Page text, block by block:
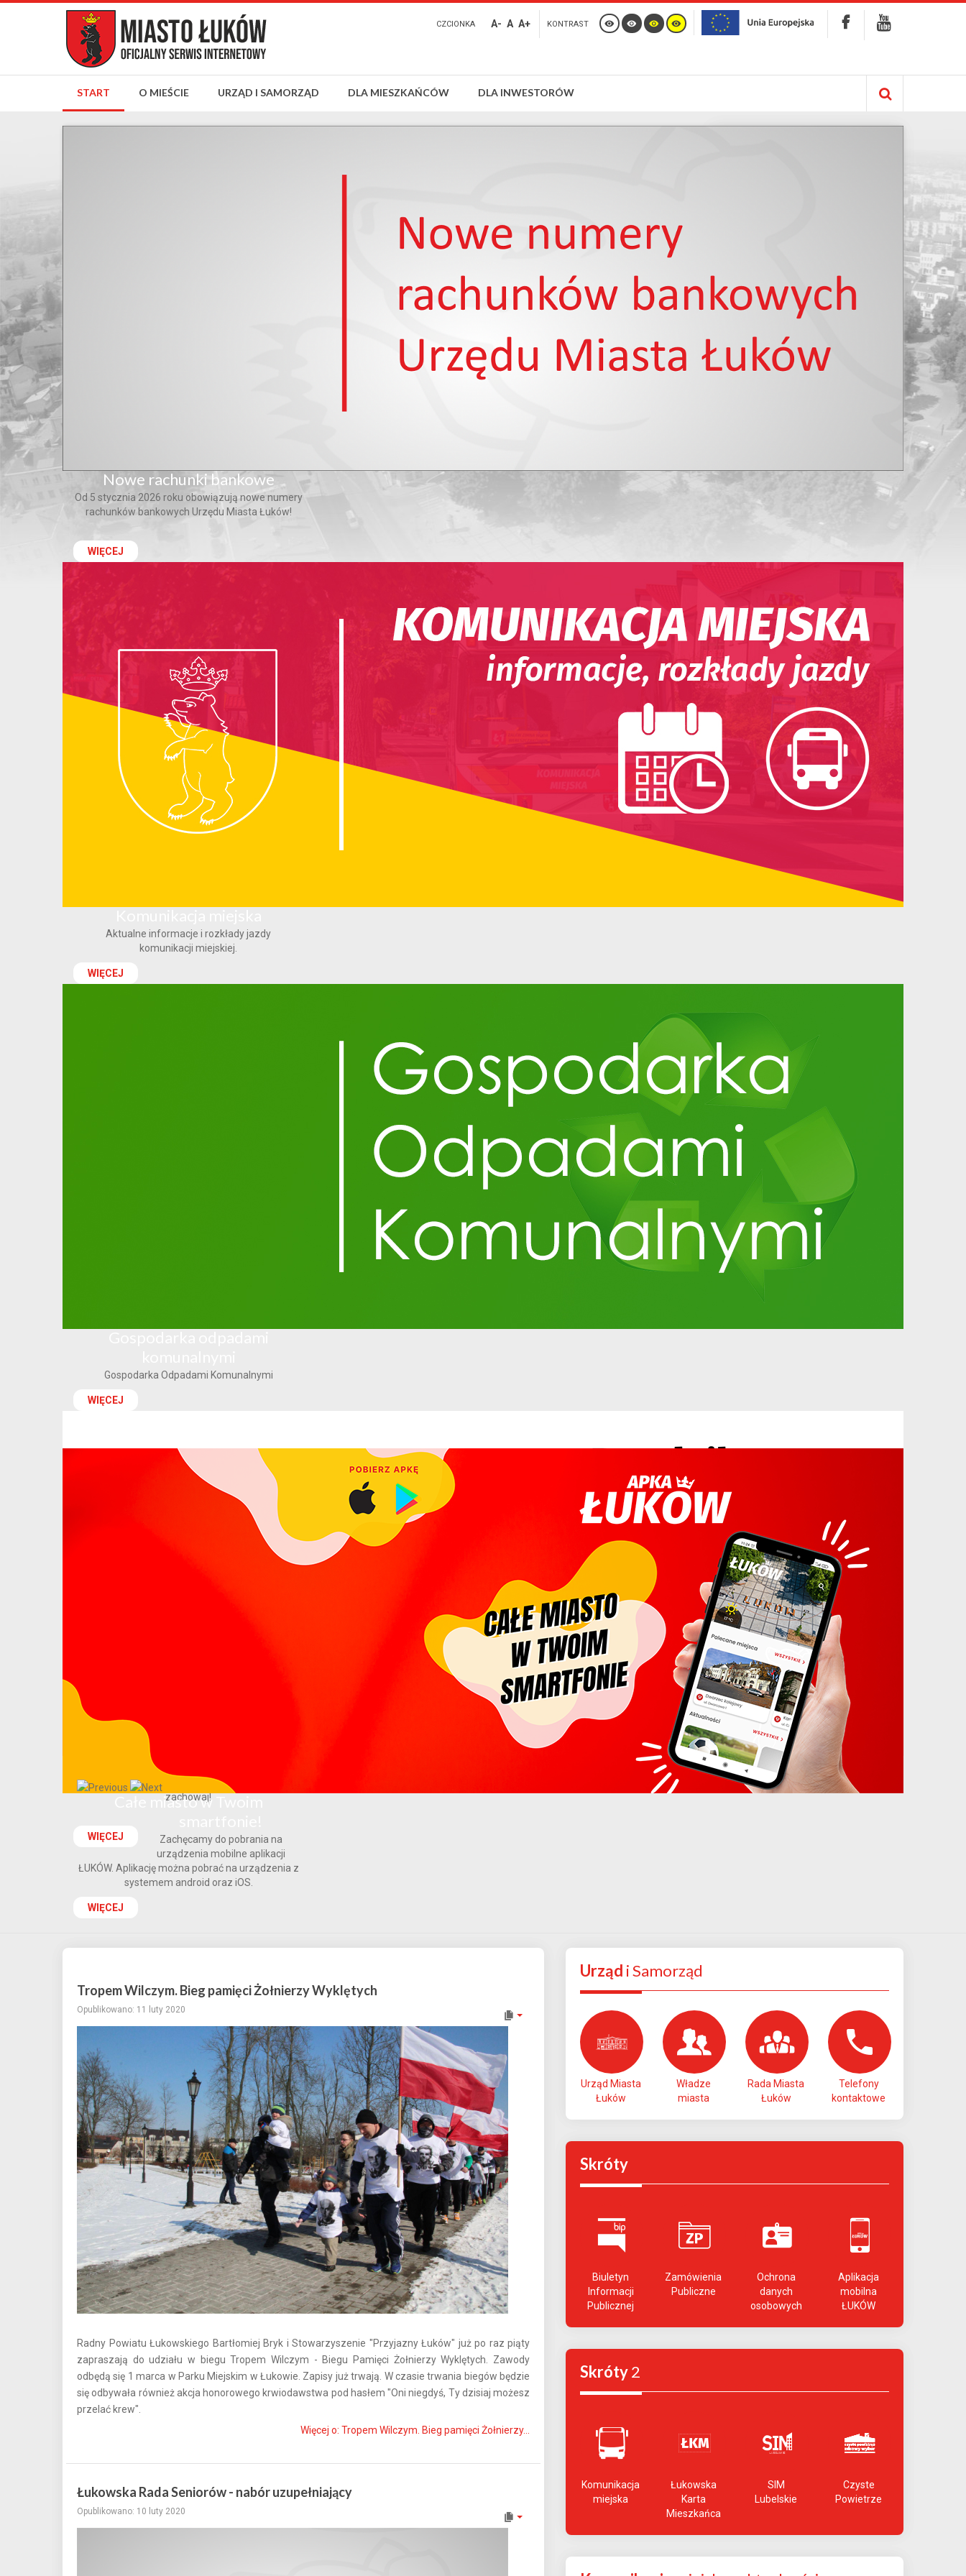
CZCIONKA A- A A+ KONTRAST
START O MIEŚCIE URZĄD I SAMORZĄD DLA MIESZKAŃCÓW DLA INWESTORÓW
Nowe rachunki bankowe
Od 5 stycznia 2026 roku obowiązują nowe numery
rachunków bankowych Urzędu Miasta Łuków!
WIĘCEJ
Aktualne informacje i rozkłady jazdy
komunikacji miejskiej.
WIĘCEJ
Gospodarka Odpadami Komunalnymi
WIĘCEJ
Poradnik bezpieczeństwa
Poradnik bezpieczeństwa - przeczytaj, przećwicz i
zachowaj!
WIĘCEJ
Całe miasto w Twoim
Zachęcamy do pobrania na
urządzenia mobilne aplikacji
ŁUKÓW. Aplikację można pobrać na urządzenia z
systemem android oraz iOS.
WIĘCEJ
Pn Wt Śr Cz Pt So
1
2 3
9
14
22 23 24
27
28 29 30 31
Tropem Wilczym. Bieg pamięci Żołnierzy Wyklętych
Opublikowano: 11 luty 2020
Radny Powiatu Łukowskiego Bartłomiej Bryk i Stowarzyszenie "Przyjazny Łuków" już po raz piąty
zapraszają do udziału w biegu Tropem Wilczym - Biegu Pamięci Żołnierzy Wyklętych. Zawody
odbędą się 1 marca w Parku Miejskim w Łukowie. Zapisy już trwają. W czasie trwania biegów będzie
się odbywała również akcja honorowego krwiodawstwa pod hasłem "Oni niegdyś, Ty dzisiaj możesz
przelać krew".
Więcej o: Tropem Wilczym. Bieg pamięci Żołnierzy...
Łukowska Rada Seniorów - nabór uzupełniający
Opublikowano: 10 luty 2020
Urząd i Samorząd
Urząd Miasta
Łuków
Władze
miasta
Rada Miasta
Łuków
Telefony
kontaktowe
Skróty
Biuletyn
Informacji
Publicznej
Zamówienia
Publiczne
Ochrona
danych
osobowych
Aplikacja
mobilna
ŁUKÓW
Skróty2
Komunikacja
miejska
Łukowska
Karta
Mieszkańca
SIM
Lubelskie
Czyste
Powietrze